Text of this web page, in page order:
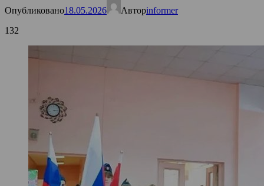
Опубликовано18.05.2026 Авторinformer
132